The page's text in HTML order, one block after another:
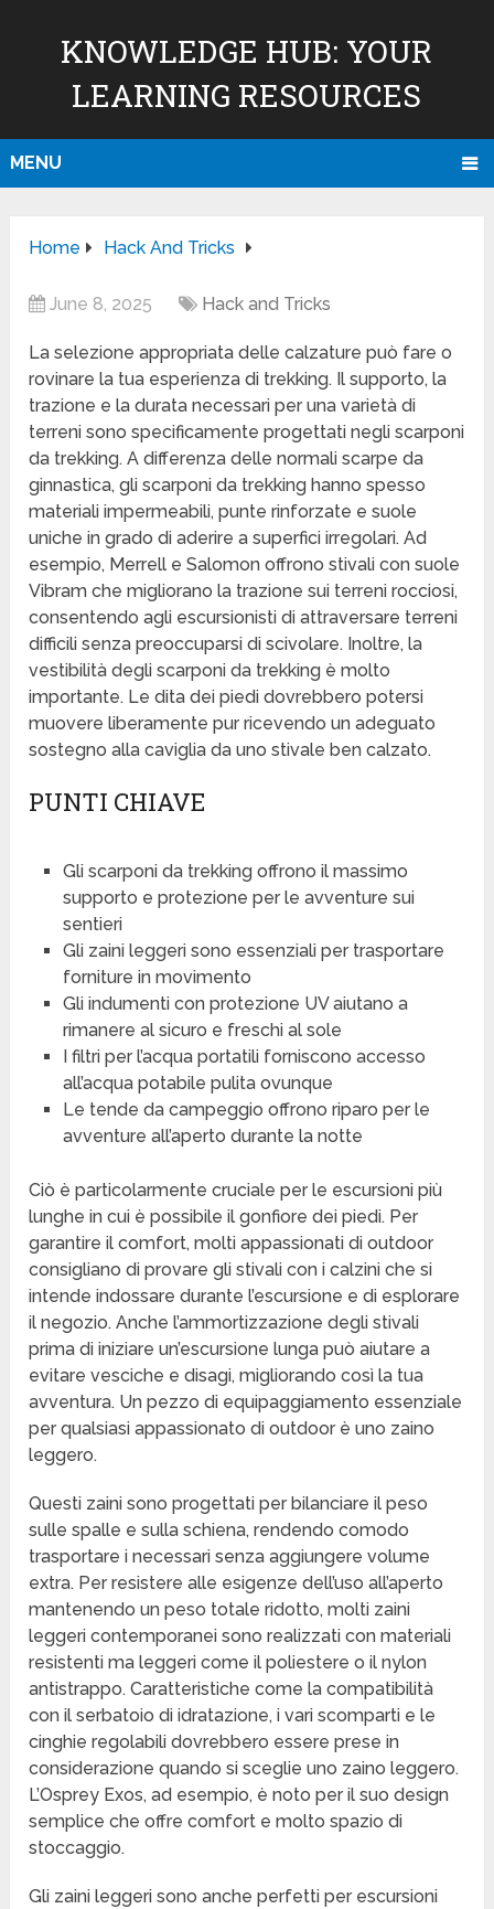
KNOWLEDGE HUB: YOUR
LEARNING RESOURCES
MENU
Home Hack And Tricks
June 8, 2025 Hack and Tricks
La selezione appropriata delle calzature può fare o
rovinare la tua esperienza di trekking. Il supporto, la
trazione e la durata necessari per una varietà di
terreni sono specificamente progettati negli scarponi
da trekking. A differenza delle normali scarpe da
ginnastica, gli scarponi da trekking hanno spesso
materiali impermeabili, punte rinforzate e suole
uniche in grado di aderire a superfici irregolari. Ad
esempio, Merrell e Salomon offrono stivali con suole
Vibram che migliorano la trazione sui terreni rocciosi,
consentendo agli escursionisti di attraversare terreni
difficili senza preoccuparsi di scivolare. Inoltre, la
vestibilità degli scarponi da trekking è molto
importante. Le dita dei piedi dovrebbero potersi
muovere liberamente pur ricevendo un adeguato
sostegno alla caviglia da uno stivale ben calzato.
PUNTI CHIAVE
Gli scarponi da trekking offrono il massimo
supporto e protezione per le avventure sui
sentieri
Gli zaini leggeri sono essenziali per trasportare
forniture in movimento
Gli indumenti con protezione UV aiutano a
rimanere al sicuro e freschi al sole
I filtri per l’acqua portatili forniscono accesso
all’acqua potabile pulita ovunque
Le tende da campeggio offrono riparo per le
avventure all’aperto durante la notte
Ciò è particolarmente cruciale per le escursioni più
lunghe in cui è possibile il gonfiore dei piedi. Per
garantire il comfort, molti appassionati di outdoor
consigliano di provare gli stivali con i calzini che si
intende indossare durante l’escursione e di esplorare
il negozio. Anche l’ammortizzazione degli stivali
prima di iniziare un’escursione lunga può aiutare a
evitare vesciche e disagi, migliorando così la tua
avventura. Un pezzo di equipaggiamento essenziale
per qualsiasi appassionato di outdoor è uno zaino
leggero.
Questi zaini sono progettati per bilanciare il peso
sulle spalle e sulla schiena, rendendo comodo
trasportare i necessari senza aggiungere volume
extra. Per resistere alle esigenze dell’uso all’aperto
mantenendo un peso totale ridotto, molti zaini
leggeri contemporanei sono realizzati con materiali
resistenti ma leggeri come il poliestere o il nylon
antistrappo. Caratteristiche come la compatibilità
con il serbatoio di idratazione, i vari scomparti e le
cinghie regolabili dovrebbero essere prese in
considerazione quando si sceglie uno zaino leggero.
L’Osprey Exos, ad esempio, è noto per il suo design
semplice che offre comfort e molto spazio di
stoccaggio.
Gli zaini leggeri sono anche perfetti per escursioni